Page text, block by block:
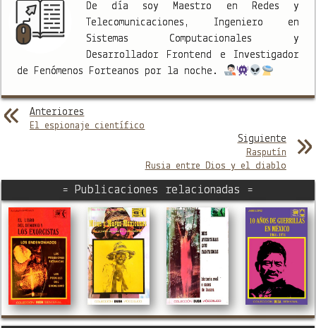
De día soy Maestro en Redes y
Telecomunicaciones, Ingeniero en
Sistemas Computacionales y
Desarrollador Frontend e Investigador
de Fenómenos Forteanos por la noche.
Anteriores
El espionaje científico
Siguiente
Rasputín
Rusia entre Dios y el diablo
= Publicaciones relacionadas =